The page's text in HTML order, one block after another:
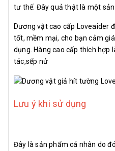
tư thế. Đây quả thật là một
Dương vật cao cấp Loveaider
tốt, mềm mại, cho bạn cảm
dụng. Hàng cao cấp thích hợp
tác,sếp nử
Lưu ý khi sử dụng
Đây là sản phẩm cá nhân do